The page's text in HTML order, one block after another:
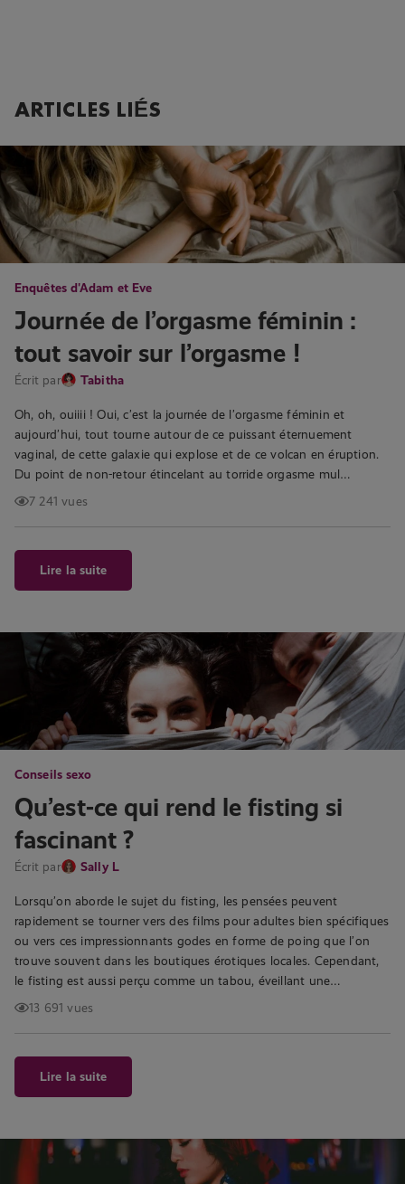
ARTICLES LIÉS
Enquêtes d'Adam et Eve
Journée de l’orgasme féminin :
tout savoir sur l’orgasme !
Écrit par Tabitha
Oh, oh, ouiiii ! Oui, c’est la journée de l’orgasme féminin et
aujourd’hui, tout tourne autour de ce puissant éternuement
vaginal, de cette galaxie qui explose et de ce volcan en éruption.
Du point de non-retour étincelant au torride orgasme mul…
7 241 vues
Lire la suite
Conseils sexo
Qu’est-ce qui rend le fisting si
fascinant ?
Écrit par Sally L
Lorsqu’on aborde le sujet du fisting, les pensées peuvent
rapidement se tourner vers des films pour adultes bien spécifiques
ou vers ces impressionnants godes en forme de poing que l’on
trouve souvent dans les boutiques érotiques locales. Cependant,
le fisting est aussi perçu comme un tabou, éveillant une…
13 691 vues
Lire la suite